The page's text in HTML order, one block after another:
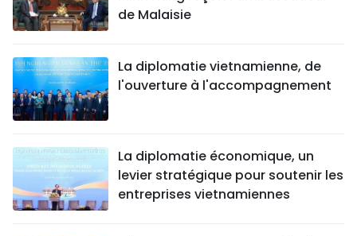
de Malaisie
La diplomatie vietnamienne, de
l'ouverture à l'accompagnement
La diplomatie économique, un
levier stratégique pour soutenir les
entreprises vietnamiennes